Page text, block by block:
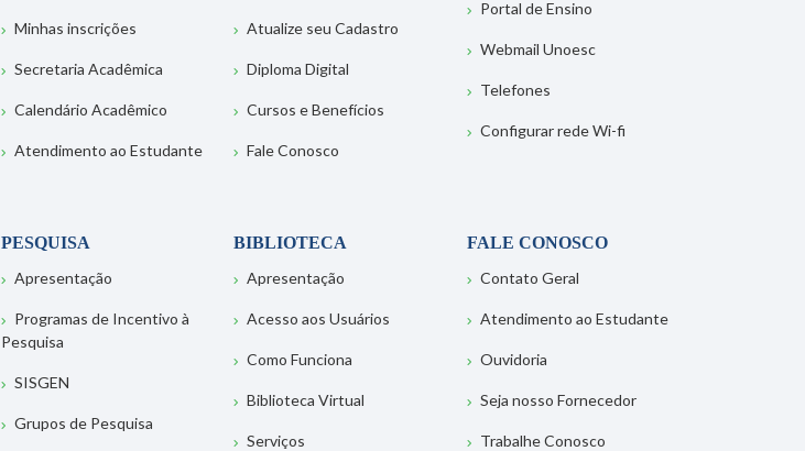
Minhas inscrições
Secretaria Acadêmica
Calendário Acadêmico
Atendimento ao Estudante
Atualize seu Cadastro
Diploma Digital
Cursos e Benefícios
Fale Conosco
Portal de Ensino
Webmail Unoesc
Telefones
Configurar rede Wi-fi
PESQUISA
Apresentação
Programas de Incentivo à
Pesquisa
SISGEN
Grupos de Pesquisa
BIBLIOTECA
Apresentação
Acesso aos Usuários
Como Funciona
Biblioteca Virtual
Serviços
FALE CONOSCO
Contato Geral
Atendimento ao Estudante
Ouvidoria
Seja nosso Fornecedor
Trabalhe Conosco